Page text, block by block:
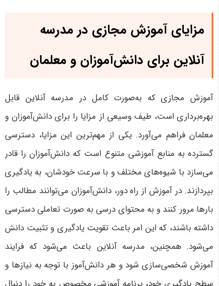
مزایای آموزش مجازی در مدرسه
آنلاین برای دانش‌آموزان و معلمان
آموزش مجازی که به‌صورت کامل در مدرسه آنلاین قابل
بهره‌برداری است، طیف وسیعی از مزایا را برای دانش‌آموزان و
معلمان فراهم می‌آورد. یکی از مهم‌ترین این مزایا، دسترسی
گسترده به منابع آموزشی متنوع است که دانش‌آموزان را قادر
می‌سازد با شیوه‌های مختلف و با سرعت خودشان، به یادگیری
بپردازند. در آموزش از راه دور، دانش‌آموزان می‌توانند مطالب را
بارها مرور کنند و به محتوای درسی به صورت تعاملی دسترسی
داشته باشند، که این امر باعث تقویت یادگیری و تثبیت دانش
می‌شود. همچنین، مدرسه آنلاین باعث می‌شود که فرایند
آموزش شخصی‌سازی شود و هر دانش‌آموز با توجه به نیازها و